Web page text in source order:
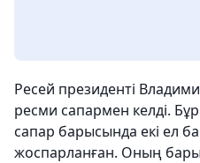
Ресей президенті
ресми сапармен келді.
сапар барысында екі ел
жоспарланған. Оның